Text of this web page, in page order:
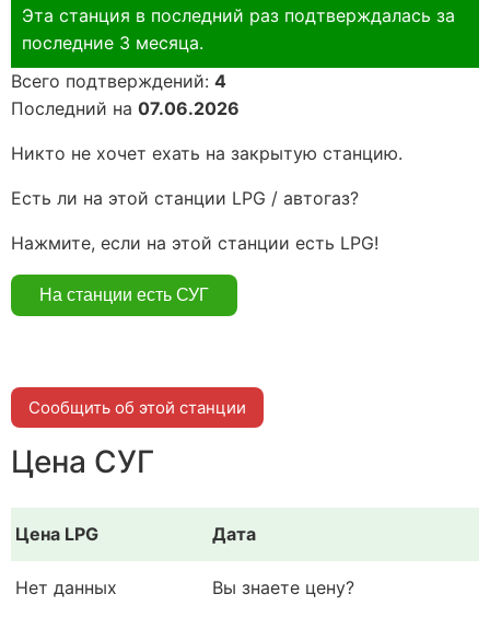
Эта станция в последний раз подтверждалась за
последние 3 месяца.
Всего подтверждений: 4
Последний на 07.06.2026
Никто не хочет ехать на закрытую станцию.
Есть ли на этой станции LPG / автогаз?
Нажмите, если на этой станции есть LPG!
Сообщить об этой станции
Цена СУГ
Цена LPG Дата
Нет данных Вы знаете цену?